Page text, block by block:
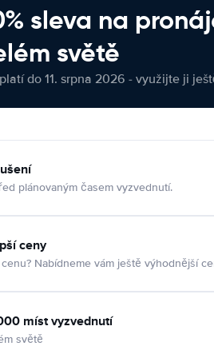
sleva na
světě
do 11. srpna 2026 - využijte ji
plánovaným časem vyzvednutí.
ceny
Nabídneme vám ještě výhodnější
míst vyzvednutí
světě